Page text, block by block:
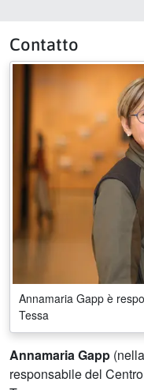
Contatto
Annamaria Gapp è
Tessa
Annamaria Gapp
responsabile del